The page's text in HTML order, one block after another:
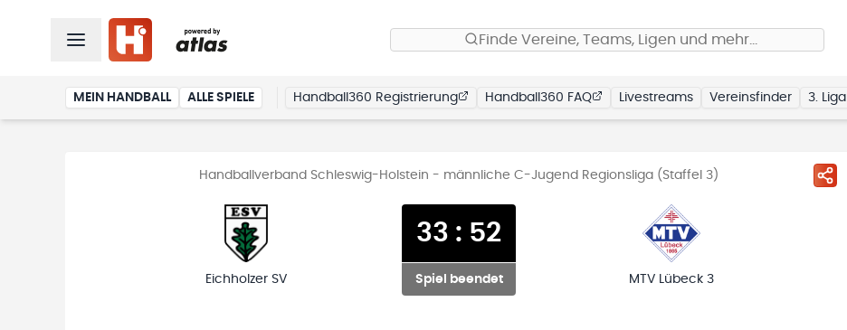
Finde Vereine, Teams, Ligen und mehr…
MEIN HANDBALL ALLE SPIELE Handball360 Registrierung Handball360 FAQ Livestreams Vereinsfinder 3. Liga
Handballverband Schleswig-Holstein - männliche C-Jugend Regionsliga (Staffel 3)
Eichholzer SV
33 : 52
Spiel beendet MTV Lübeck 3